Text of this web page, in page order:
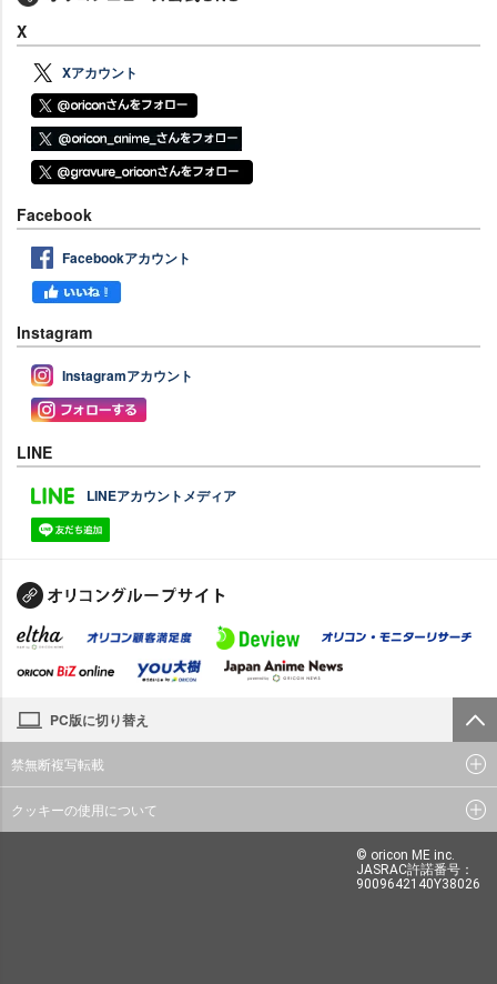
X
Xアカウント
Facebook
Facebookアカウント
Instagram
Instagramアカウント
LINE
LINEアカウントメディア
PC版に切り替え
禁無断複写転載
クッキーの使用について
© oricon ME inc.
JASRAC許諾番号：
9009642140Y38026